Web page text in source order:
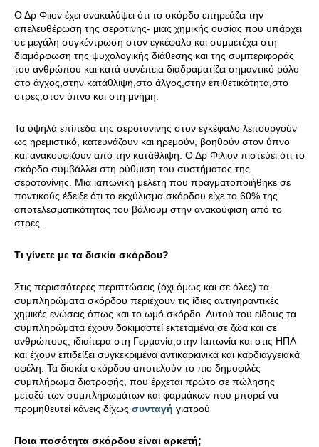
Ο Δρ Φιιον έχει ανακαλύψει ότι το σκόρδο επηρεάζει την
απελευθέρωση της σεροτινης- μιας χημικής ουσίας που υπάρχει
σε μεγάλη συγκέντρωση στον εγκέφαλο και συμμετέχει στη
διαμόρφωση της ψυχολογικής διάθεσης και της συμπεριφοράς
του ανθρώπου και κατά συνέπεια διαδραματίζει σημαντικό ρόλο
στο άγχος,στην κατάθλιψη,στο άλγος,στην επιθετικότητα,στο
στρες,στον ύπνο και στη μνήμη.
Τα υψηλά επίπεδα της σεροτονίνης στον εγκέφαλο λειτουργούν
ως ηρεμιστικό, κατευνάζουν και ηρεμούν, βοηθούν στον ύπνο
και ανακουφίζουν από την κατάθλιψη. Ο Δρ Φιλιον πιστεύει ότι το
σκόρδο συμβάλλει στη ρύθμιση του συστήματος της
σεροτονἰνης. Μια ιαπωνική μελέτη που πραγματοποιήθηκε σε
ποντικούς έδειξε ότι το εκχύλισμα σκόρδου είχε το 60% της
αποτελεσματικότητας του βάλιουμ στην ανακούφιση από το
στρες.
Τι γίνετε με τα δισκία σκόρδου?
Στις περισσότερες περιπτώσεις (όχι όμως και σε όλες) τα
συμπληρώματα σκόρδου περιέχουν τις ίδιες αντιγηραντικές
χημικές ενώσεις όπως και το ωμό σκόρδο. Αυτού του είδους τα
συμπληρώματα έχουν δοκιμαστεί εκτεταμένα σε ζώα και σε
ανθρώπους, ιδιαίτερα στη Γερμανία,στην Ιαπωνία και στις ΗΠΑ
και έχουν επιδείξει συγκεκριμένα αντικαρκινικά και καρδιαγγειακά
οφέλη. Τα δισκία σκόρδου αποτελούν το πιο δημοφιλές
συμπλήρωμα διατροφής, που έρχεται πρώτο σε πώλησης
μεταξύ των συμπληρωμάτων και φαρμάκων που μπορεί να
προμηθευτεί κάνεις δίχως συνταγή γιατρού
Ποια ποσότητα σκόρδου είναι αρκετή;